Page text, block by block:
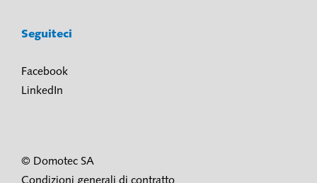
Seguiteci
Facebook
LinkedIn
© Domotec SA